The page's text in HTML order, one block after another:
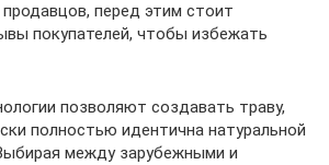
перед этим стоит
покупателей, чтобы избежать
позволяют создавать траву,
полностью идентична натуральной
между зарубежными и